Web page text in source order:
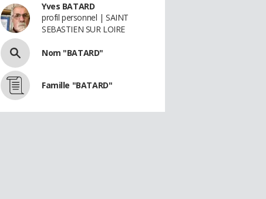
Yves BATARD
profil personnel | SAINT
SEBASTIEN SUR LOIRE
Nom "BATARD"
Famille "BATARD"